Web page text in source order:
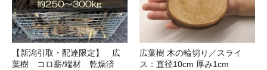
【新潟引取・配達限定】 広
葉樹 コロ薪/端材 乾燥済
広葉樹 木の輪切り／スライ
ス：直径10cm 厚み1cm